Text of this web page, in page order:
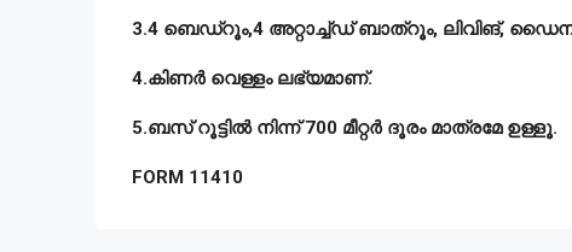
3.4 ബെഡ്റൂം,4 അറ്റാച്ച്ഡ് ബാത്റൂം, ലിവിങ്,
4.കിണർ വെള്ളം ലഭ്യമാണ്.
5.ബസ് റൂട്ടിൽ നിന്ന് 700 മീറ്റർ ദൂരം മാത്രമേ ഉള്ളൂ.
FORM 11410